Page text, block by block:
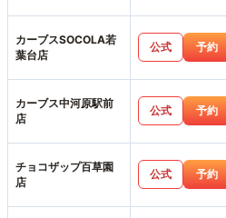
カーブスSOCOLA若
葉台店
公式 予約
カーブス中河原駅前
店
公式 予約
チョコザップ百草園
店
公式 予約